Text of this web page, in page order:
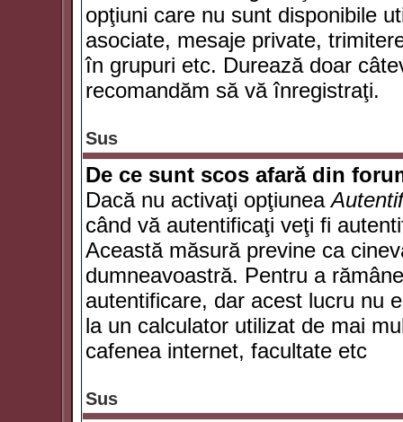
opţiuni care nu sunt disponibile
asociate, mesaje private,
în grupuri etc. Durează doar
recomandăm să vă înregistraţi.
Sus
De ce sunt scos afară din
Dacă nu activaţi opţiunea
când vă autentificaţi veţi fi
Această măsură previne ca
dumneavoastră. Pentru a
autentificare, dar acest lucru nu
la un calculator utilizat de mai
cafenea internet, facultate etc
Sus